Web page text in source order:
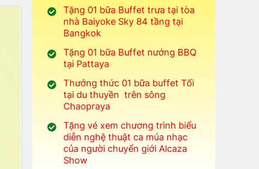
Tặng 01 bữa Buffet trưa tại tòa
nhà Baiyoke Sky 84 tầng tại
Bangkok
Tặng 01 bữa Buffet nướng BBQ
tại Pattaya
Thưởng thức 01 bữa buffet Tối
tại du thuyền trên sông
Chaopraya
Tặng vé xem chương trình biểu
diễn nghệ thuật ca múa nhạc
của người chuyển giới Alcaza
Show